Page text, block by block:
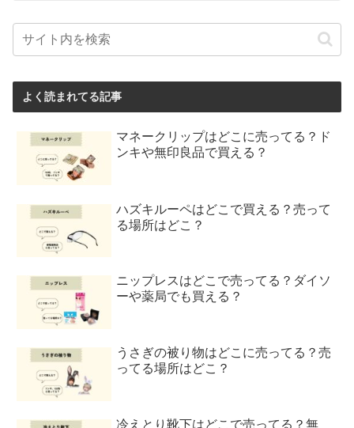
よく読まれてる記事
マネークリップはどこに売ってる？ド
ンキや無印良品で買える？
ハズキルーペはどこで買える？売って
る場所はどこ？
ニップレスはどこで売ってる？ダイソ
ーや薬局でも買える？
うさぎの被り物はどこに売ってる？売
ってる場所はどこ？
冷えとり靴下はどこで売ってる？無